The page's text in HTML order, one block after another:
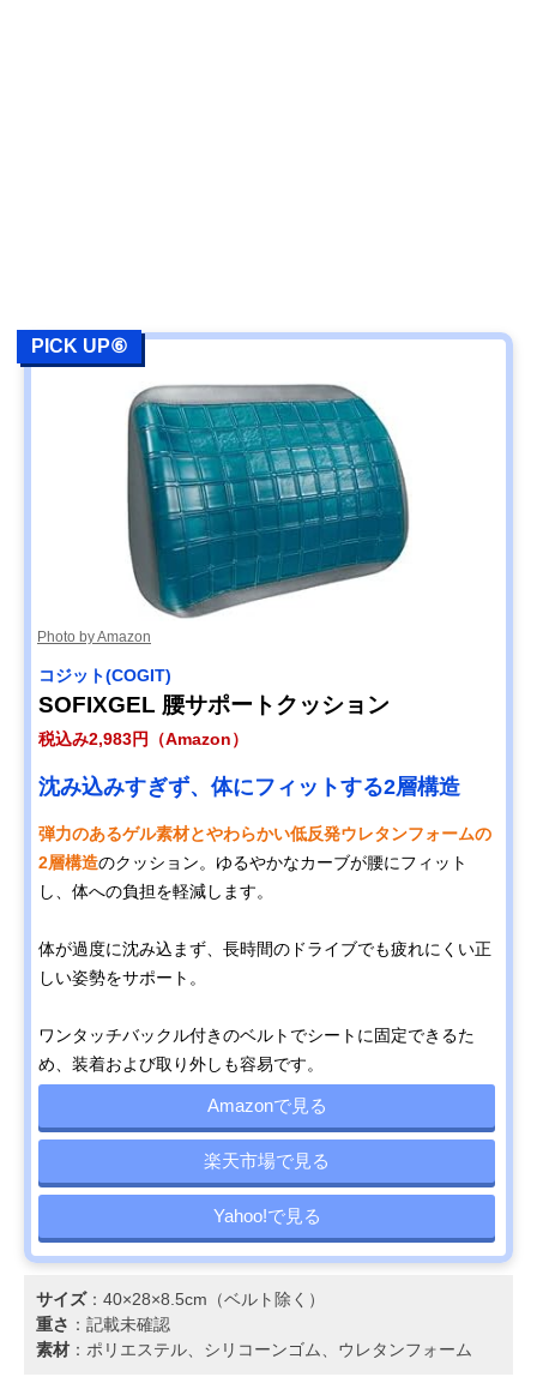
PICK UP⑥
Photo by Amazon
コジット(COGIT)
SOFIXGEL 腰サポートクッション
税込み2,983円（Amazon）
沈み込みすぎず、体にフィットする2層構造
弾力のあるゲル素材とやわらかい低反発ウレタンフォームの
2層構造のクッション。ゆるやかなカーブが腰にフィット
し、体への負担を軽減します。
体が過度に沈み込まず、長時間のドライブでも疲れにくい正
しい姿勢をサポート。
ワンタッチバックル付きのベルトでシートに固定できるた
め、装着および取り外しも容易です。
Amazonで見る
楽天市場で見る
Yahoo!で見る
サイズ：40×28×8.5cm（ベルト除く）
重さ ：記載未確認
素材 ：ポリエステル、シリコーンゴム、ウレタンフォーム